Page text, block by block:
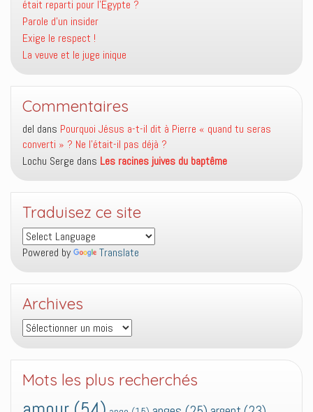
était reparti pour l’Égypte ?
Parole d’un insider
Exige le respect !
La veuve et le juge inique
Commentaires
del dans Pourquoi Jésus a-t-il dit à Pierre « quand tu seras
converti » ? Ne l’était-il pas déjà ?
Lochu Serge dans Les racines juives du baptême
Traduisez ce site
Powered by Translate
Archives
Archives
Mots les plus recherchés